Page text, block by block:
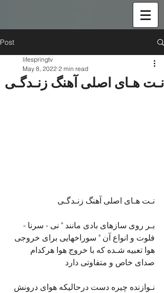
Post
نـت هـای اصلی آهنگ زنـدگـی
lifespringtv
May 8, 2022 2 min read
نـت هـای اصلی آهنگ زنـدگـی
بـر روی سازهای بادی مانند " نی - سرنا -
فلوت و انواع آن " سوراخهایی برای خروجی
هوا تعبیه شـده که با خروج هوا هرکدام
صدای خاص و متفاوتی دارد
نـوازنده چیره دست درحالیکه هوای درونش